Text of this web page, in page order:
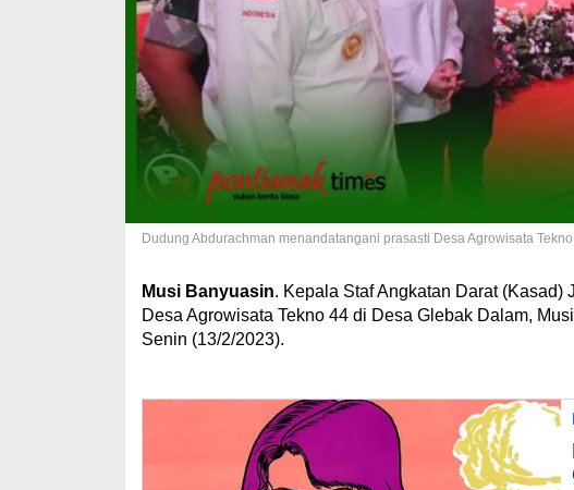
Dudung Abdurachman menandatangani prasasti Desa Agrowisata
Musi Banyuasin. Kepala Staf Angkatan Darat
Desa Agrowisata Tekno 44 di Desa Glebak Dalam,
Senin (13/2/2023).